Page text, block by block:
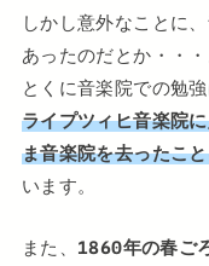
しかし意外なことに
あったのだとか・・・
とくに音楽院での勉
ライプツィヒ音楽院
ま音楽院を去ったこ
います。
また、 1860年の春ご